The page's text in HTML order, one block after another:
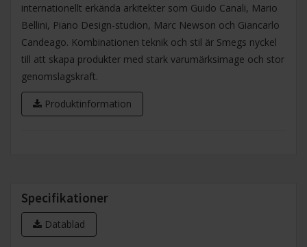
internationellt erkända arkitekter som Guido Canali, Mario
Bellini, Piano Design-studion, Marc Newson och Giancarlo
Candeago. Kombinationen teknik och stil är Smegs nyckel
till att skapa produkter med stark varumärksimage och stor
genomslagskraft.
Produktinformation
Specifikationer
Datablad